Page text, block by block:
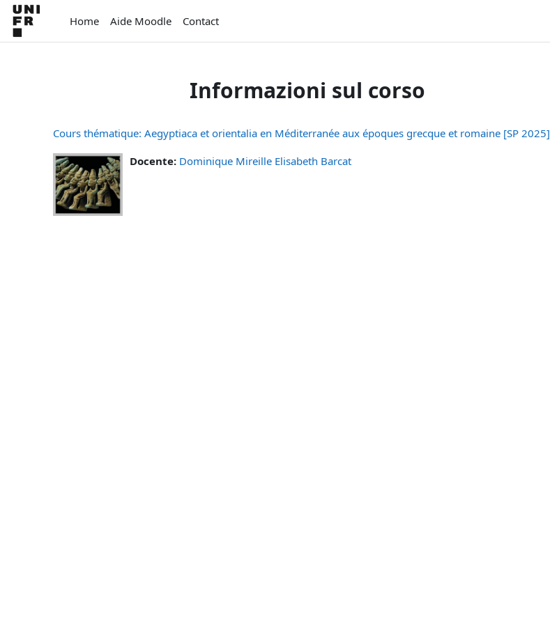
Vai al contenuto principale
Home
Aide Moodle Contact
Informazioni sul corso
Cours thématique: Aegyptiaca et orientalia en Méditerranée aux époques grecque et romaine [SP 2025]
Docente: Dominique Mireille Elisabeth Barcat